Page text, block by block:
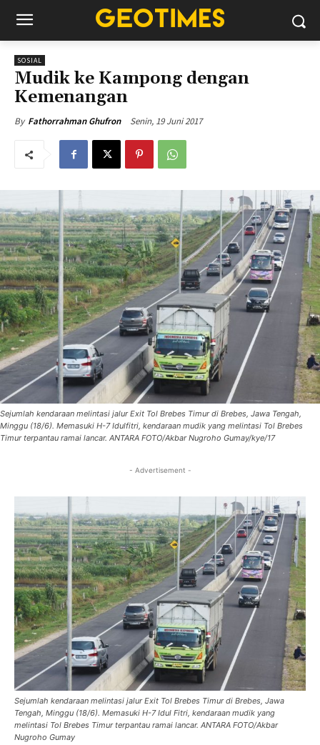
SOSIAL
Mudik ke Kampong dengan
Kemenangan
By Fathorrahman Ghufron Senin, 19 Juni 2017
Sejumlah kendaraan melintasi jalur Exit Tol Brebes Timur di Brebes, Jawa Tengah,
Minggu (18/6). Memasuki H-7 Idulfitri, kendaraan mudik yang melintasi Tol Brebes
Timur terpantau ramai lancar. ANTARA FOTO/Akbar Nugroho Gumay/kye/17
- Advertisement -
Sejumlah kendaraan melintasi jalur Exit Tol Brebes Timur di Brebes, Jawa
Tengah, Minggu (18/6). Memasuki H-7 Idul Fitri, kendaraan mudik yang
melintasi Tol Brebes Timur terpantau ramai lancar. ANTARA FOTO/Akbar
Nugroho Gumay